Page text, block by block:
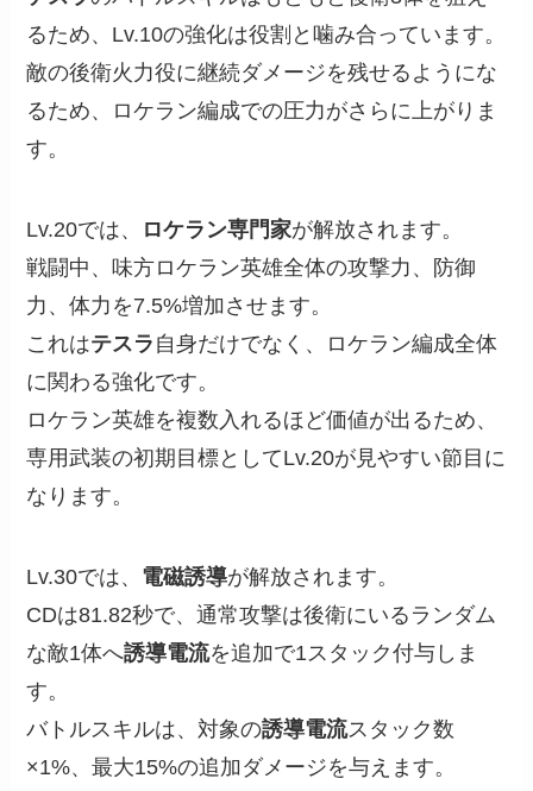
るため、Lv.10の強化は役割と噛み合っています。
敵の後衛火力役に継続ダメージを残せるようにな
るため、ロケラン編成での圧力がさらに上がりま
す。
Lv.20では、 ロケラン専門家が解放されます。
戦闘中、味方ロケラン英雄全体の攻撃力、防御
力、体力を7.5%増加させます。
これはテスラ 自身だけでなく、ロケラン編成全体
に関わる強化です。
ロケラン英雄を複数入れるほど価値が出るため、
専用武装の初期目標としてLv.20が見やすい節目に
なります。
Lv.30では、 電磁誘導が解放されます。
CDは81.82秒で、通常攻撃は後衛にいるランダム
な敵1体へ誘導電流を追加で1スタック付与しま
す。
バトルスキルは、対象の誘導電流スタック数
×1%、最大15%の追加ダメージを与えます。